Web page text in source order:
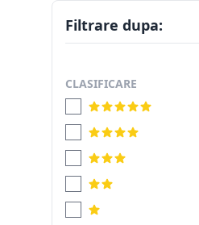
Filtrare dupa:
CLASIFICARE